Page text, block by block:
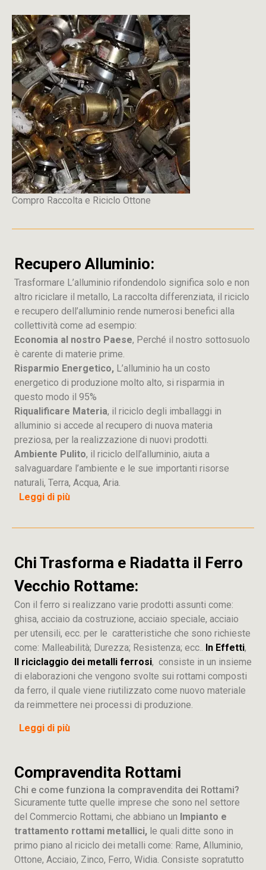
Compro Raccolta e Riciclo Ottone
Recupero Alluminio:
Trasformare L’alluminio rifondendolo significa solo e non
altro riciclare il metallo, La raccolta differenziata, il riciclo
e recupero dell’alluminio rende numerosi benefici alla
collettività come ad esempio:
Economia al nostro Paese, Perché il nostro sottosuolo
è carente di materie prime.
Risparmio Energetico, L’alluminio ha un costo
energetico di produzione molto alto, si risparmia in
questo modo il 95%
Riqualificare Materia, il riciclo degli imballaggi in
alluminio si accede al recupero di nuova materia
preziosa, per la realizzazione di nuovi prodotti.
Ambiente Pulito, il riciclo dell’alluminio, aiuta a
salvaguardare l’ambiente e le sue importanti risorse
naturali, Terra, Acqua, Aria.
Leggi di più
Chi Trasforma e Riadatta il Ferro
Vecchio Rottame:
Con il ferro si realizzano varie prodotti assunti come:
ghisa, acciaio da costruzione, acciaio speciale, acciaio
per utensili, ecc. per le caratteristiche che sono richieste
come: Malleabilità; Durezza; Resistenza; ecc.. In Effetti,
Il riciclaggio dei metalli ferrosi, consiste in un insieme
di elaborazioni che vengono svolte sui rottami composti
da ferro, il quale viene riutilizzato come nuovo materiale
da reimmettere nei processi di produzione.
Leggi di più
Compravendita Rottami
Chi e come funziona la compravendita dei Rottami?
Sicuramente tutte quelle imprese che sono nel settore
del Commercio Rottami, che abbiano un Impianto e
trattamento rottami metallici, le quali ditte sono in
primo piano al riciclo dei metalli come: Rame, Alluminio,
Ottone, Acciaio, Zinco, Ferro, Widia. Consiste sopratutto